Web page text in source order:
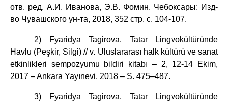
отв. ред. А.И. Иванова, Э.В. Фомин. Чебоксары: Изд-
во Чувашского ун-та, 2018, 352 стр. с. 104-107.
2)
Fyaridya Tagirova. Tatar Lingvokültüründe
Havlu (Peşkir, Silgi) // v. Uluslararası halk kültürü ve sanat
etkinlikleri sempozyumu bildiri kitabı – 2, 12-14 Ekim,
2017 – Ankara Yayınevi. 2018 – S. 475–487.
3) Fyaridya Tagirova. Tatar Lingvokültüründe